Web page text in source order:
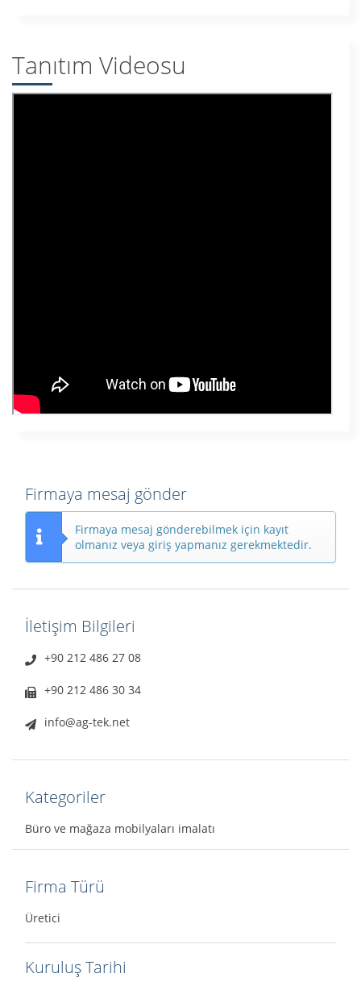
Tanıtım Videosu
Firmaya mesaj gönder
Firmaya mesaj gönderebilmek için kayıt
olmanız veya giriş yapmanız gerekmektedir.
İletişim Bilgileri
+90 212 486 27 08
+90 212 486 30 34
info@ag-tek.net
Kategoriler
Büro ve mağaza mobilyaları imalatı
Firma Türü
Üretici
Kuruluş Tarihi